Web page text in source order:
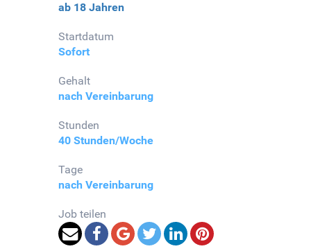
ab 18 Jahren
Startdatum
Sofort
Gehalt
nach Vereinbarung
Stunden
40 Stunden/Woche
Tage
nach Vereinbarung
Job teilen